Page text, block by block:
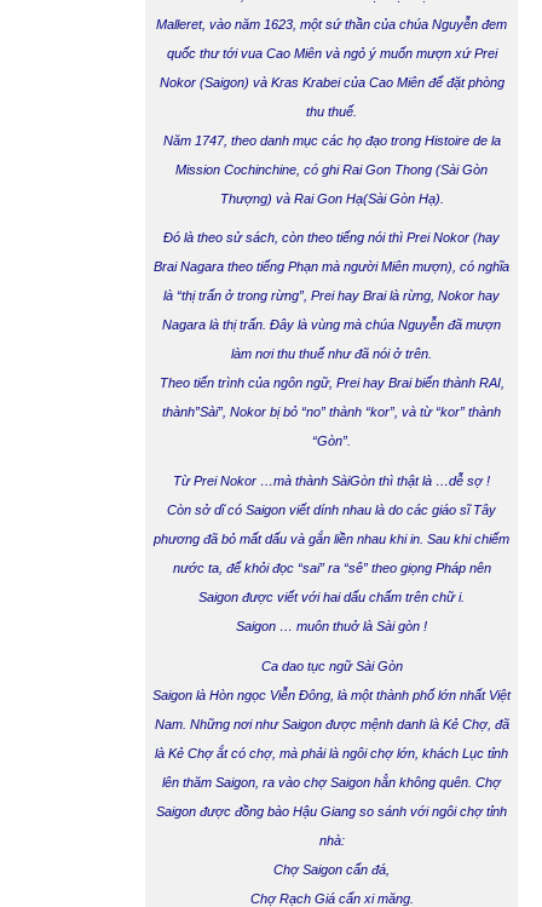
Malleret, vào năm 1623, một sứ thần của chúa Nguyễn đem
quốc thư tới vua Cao Miên và ngỏ ý muốn mượn xứPrei
Nokor (Saigon) và Kras Krabei của Cao Miên để đặt phòng
thu thuế.
Năm 1747, theo danh mục các họ đạo trong Histoire de la
Mission Cochinchine, có ghiRai Gon Thong (Sài Gòn
Thượng) và Rai Gon Hạ(Sài Gòn Hạ).
Đó là theo sử sách, còn theo tiếng nói thì Prei Nokor (hay
Brai Nagara theo tiếng Phạn mà người Miên mượn), có nghĩa
là “thị trấn ở trong rừng”, Prei hay Brai là rừng, Nokor hay
Nagara là thị trấn. Đây là vùng mà chúa Nguyễn đã mượn
làm nơi thu thuế như đã nói ở trên.
Theo tiến trình của ngôn ngữ, Prei hay Brai biến thành RAI,
thành”Sài”, Nokor bị bỏ “no” thành “kor”, và từ “kor” thành
“Gòn”.
TừPrei Nokor …mà thành SàiGòn thì thật là …dễ sợ !
Còn sở dĩ có Saigon viết dính nhau là do các giáo sĩ Tây
phương đã bỏ mất dấu và gắn liền nhau khi in. Sau khi chiếm
nước ta, để khỏi đọc “sai” ra “sê” theo giọng Pháp nên
Saigon được viết với hai dấu chấm trên chữ i.
Saigon … muôn thuở là Sài gòn !
Ca dao tục ngữ Sài Gòn
Saigon là Hòn ngọc Viễn Đông, là một thành phố lớn nhất Việt
Nam. Những nơi như Saigon được mệnh danh là Kẻ Chợ, đã
là Kẻ Chợ ắt có chợ, mà phải là ngôi chợ lớn, khách Lục tỉnh
lên thăm Saigon, ra vào chợ Saigon hẳn không quên. Chợ
Saigon được đồng bào Hậu Giang so sánh với ngôi chợ tỉnh
nhà:
Chợ Saigon cẩn đá,
Chợ Rạch Giá cẩn xi măng.